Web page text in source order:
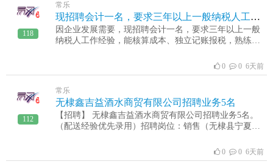
3500+4、档口大姐 2名 3500+福利月休2天+全勤奖+提成
地址：无棣县海丰十九路港澳城北门对面杨总178
65105789，刘总155 54336399
118
常乐
现招聘会计一名，要求三年以上一般纳税人工作经验
因企业发展需要，现招聘会计一名，要求三年以上一般
纳税人工作经验，能核算成本、独立记账报税，熟练操
0 0 6天前
112
常乐
无棣鑫吉益酒水商贸有限公司招聘业务5名
【招聘】 无棣鑫吉益酒水商贸有限公司招聘业务5名。
（配送经验优先录用）招聘岗位：销售（无棣县宁夏红
正，年龄20～40岁。2、二年驾驶经验。【薪资待遇】
底薪加提成加奖金制，业绩提成上不封顶！欢迎各位优
0 0 6天前